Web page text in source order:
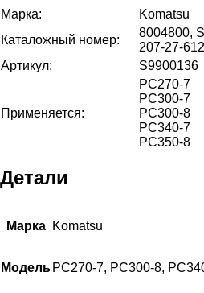
Марка:
Komatsu
Каталожный номер:
8004800,
207-27-
Артикул:
S9900136
Применяется:
PC270-7
PC300-7
PC300-8
PC340-7
PC350-8
Детали
Марка Komatsu
Модель PC270-7, PC300-8,